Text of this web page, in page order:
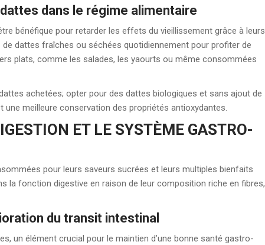
dans le régime alimentaire
bénéfique pour retarder les effets du vieillissement grâce à leurs
dattes fraîches ou séchées quotidiennement pour profiter de
plats, comme les salades, les yaourts ou même consommées
achetées; opter pour des dattes biologiques et sans ajout de
meilleure conservation des propriétés antioxydantes.
ET LE SYSTÈME GASTRO-
pour leurs saveurs sucrées et leurs multiples bienfaits
la fonction digestive en raison de leur composition riche en fibres,
du transit intestinal
un élément crucial pour le maintien d’une bonne santé gastro-